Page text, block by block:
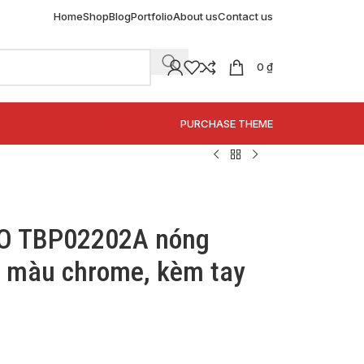
HomeShopBlogPortfolioAbout usContact us
0 ₫
PURCHASE THEME
TBP02202A nóng
chrome, kèm tay